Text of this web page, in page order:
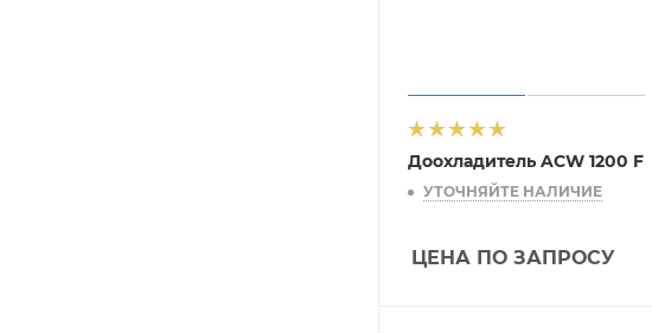
Доохладитель ACW 1200 F
УТОЧНЯЙТЕ НАЛИЧИЕ
ЦЕНА ПО ЗАПРОСУ